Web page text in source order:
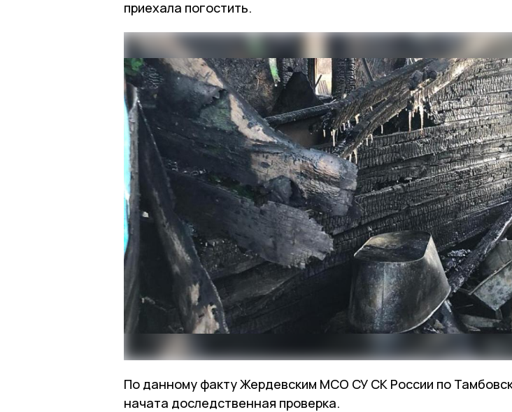
приехала погостить.
По данному факту Жердевским МСО СУ СК России по
начата доследственная проверка.